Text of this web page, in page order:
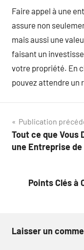
Faire appel à une
assure non
mais aussi une
faisant un
votre propriété. En
pouvez attendre
Navigation
de
Publication
Tout ce que Vous
une Entreprise
Points Clés à
Laisser un